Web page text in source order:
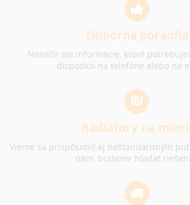
Odborná poradňa
Nenašli ste informácie, ktoré
dispozícii na telefóne alebo na
Radiátory na
Vieme sa prispôsobiť aj neštandardným
nám, budeme hľadať